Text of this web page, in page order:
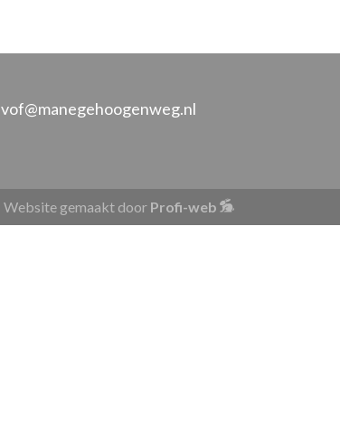
vof@manegehoogenweg.nl
Website gemaakt door Profi-web